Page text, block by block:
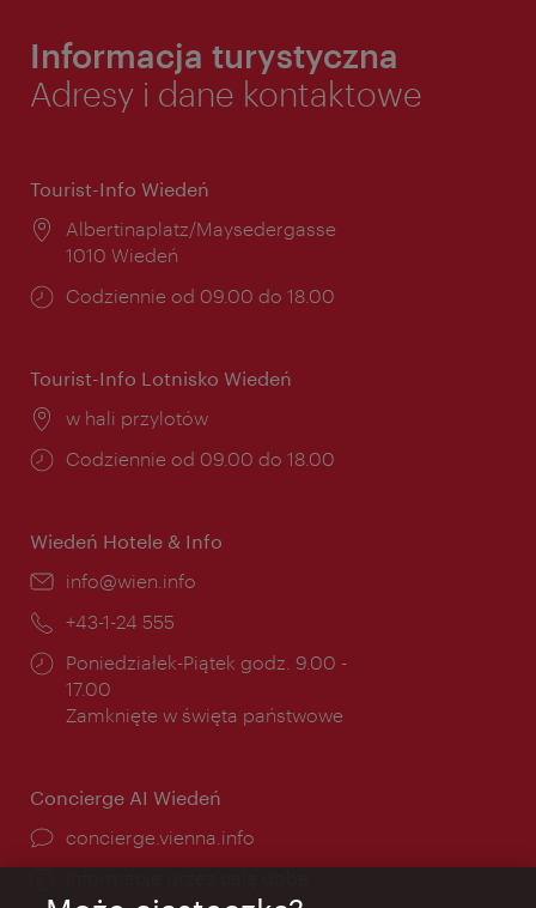
Informacja turystyczna
Adresy i dane kontaktowe
Tourist-Info Wiedeń
Miejsce:
Albertinaplatz/Maysedergasse
1010 Wiedeń
Godziny
Codziennie od 09.00 do 18.00
Tourist-Info Lotnisko Wiedeń
Miejsce:
w hali przylotów
Godziny
Codziennie od 09.00 do 18.00
Wiedeń Hotele & Info
E-
info@wien.info
Telefon:
+43-1-24 555
Godziny
otwarcia:
Poniedziałek-Piątek godz. 9.00 -
17.00
Zamknięte w święta państwowe
Concierge AI Wiedeń
concierge.vienna.info